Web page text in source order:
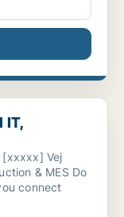
& MES
IT,
[xxxxx] Vej
& MES Do
connect